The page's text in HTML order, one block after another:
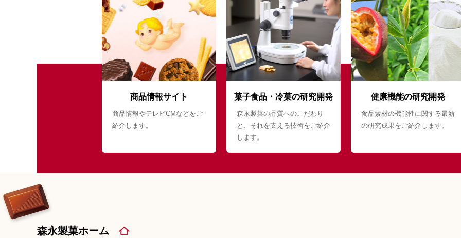
商品情報サイト
商品情報やテレビCMなどをご
紹介します。
菓子食品・冷菓の研究開発
森永製菓の品質へのこだわり
と、それを支える技術をご紹介
します。
健康機能の研究開発
食品素材の機能性に関する最新
の研究成果をご紹介します。
森永製菓ホーム